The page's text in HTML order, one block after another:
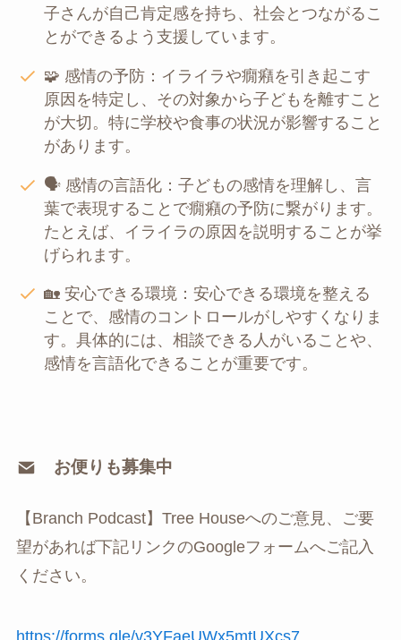
子さんが自己肯定感を持ち、社会とつながるこ
とができるよう支援しています。
🧩 感情の予防：イライラや癇癪を引き起こす
原因を特定し、その対象から子どもを離すこと
が大切。特に学校や食事の状況が影響すること
があります。
🗣️ 感情の言語化：子どもの感情を理解し、言
葉で表現することで癇癪の予防に繋がります。
たとえば、イライラの原因を説明することが挙
げられます。
🏡 安心できる環境：安心できる環境を整える
ことで、感情のコントロールがしやすくなりま
す。具体的には、相談できる人がいることや、
感情を言語化できることが重要です。
お便りも募集中
【Branch Podcast】Tree Houseへのご意見、ご要
望があれば下記リンクのGoogleフォームへご記入
ください。